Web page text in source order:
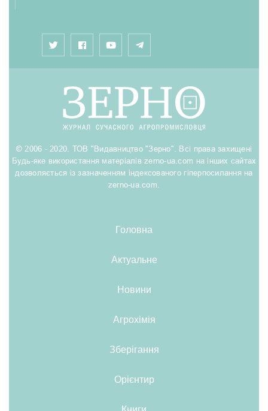
© 2006 - 2020. ТОВ "Видавництво "Зерно". Всі права захищені
Будь-яке використання матеріалів zerno-ua.com на інших сайтах
дозволяється із зазначенням індексованого гіперпосилання на
zerno-ua.com.
Головна
Актуальне
Новини
Агрохімія
Зберігання
Орієнтир